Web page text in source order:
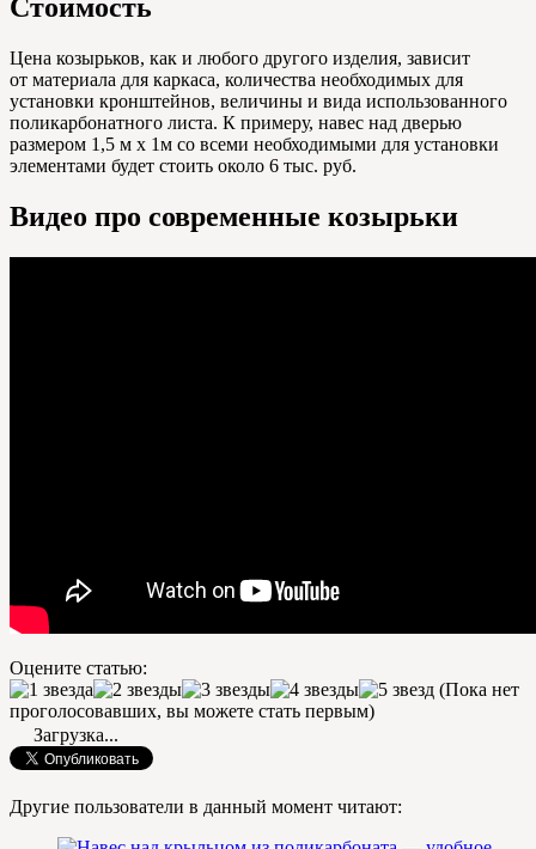
Стоимость
Цена козырьков, как и любого другого изделия, зависит
от материала для каркаса, количества необходимых для
установки кронштейнов, величины и вида использованного
поликарбонатного листа. К примеру, навес над дверью
размером 1,5 м х 1м со всеми необходимыми для установки
элементами будет стоить около 6 тыс. руб.
Видео про современные козырьки
Оцените статью:
(Пока нет
проголосовавших, вы можете стать первым)
Загрузка...
Другие пользователи в данный момент читают: